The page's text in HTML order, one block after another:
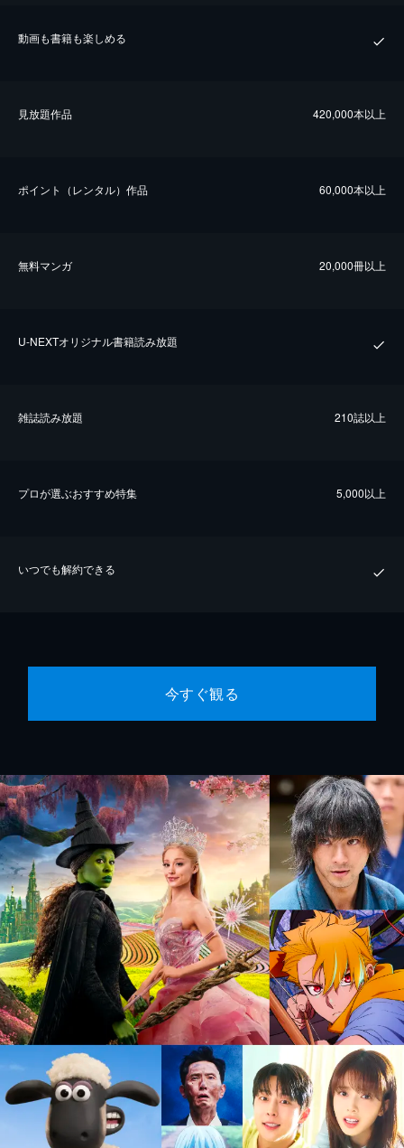
動画も書籍も楽しめる
⾒放題作品 420,000本以上
ポイント（レンタル）作品 60,000本以上
無料マンガ 20,000冊以上
U-NEXTオリジナル書籍読み放題
雑誌読み放題 210誌以上
プロが選ぶおすすめ特集 5,000以上
いつでも解約できる
今すぐ観る